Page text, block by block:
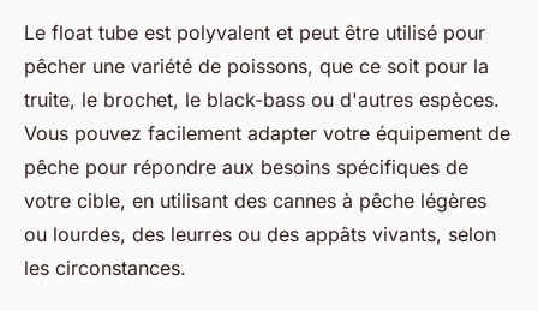
Le float tube est polyvalent et peut être utilisé pour
pêcher une variété de poissons, que ce soit pour la
truite, le brochet, le black-bass ou d'autres espèces.
Vous pouvez facilement adapter votre équipement de
pêche pour répondre aux besoins spécifiques de
votre cible, en utilisant des cannes à pêche légères
ou lourdes, des leurres ou des appâts vivants, selon
les circonstances.